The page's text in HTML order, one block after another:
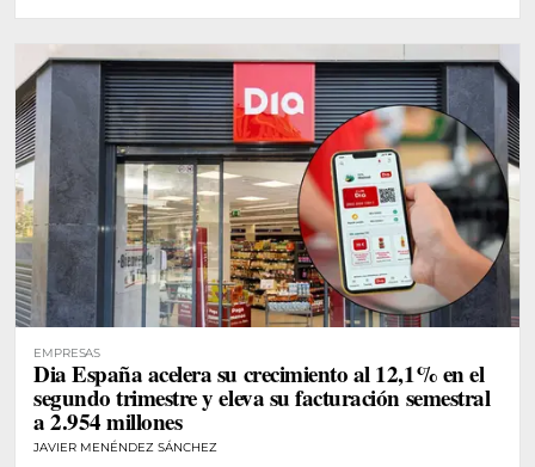
EMPRESAS
Dia España acelera su crecimiento al 12,1% en el
segundo trimestre y eleva su facturación semestral
a 2.954 millones
JAVIER MENÉNDEZ SÁNCHEZ